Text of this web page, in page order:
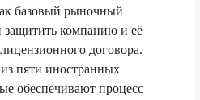
базовый рыночный
компанию и её
договора.
пяти иностранных
обеспечивают процесс